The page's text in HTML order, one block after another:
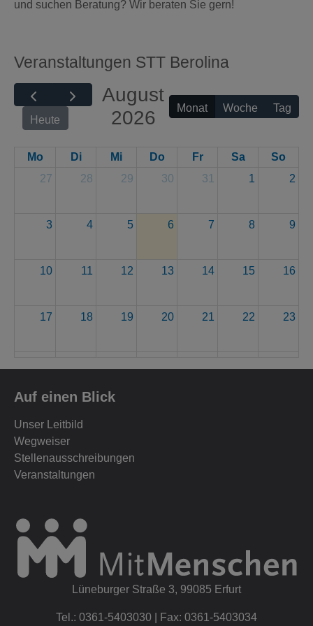
und suchen Beratung? Wir beraten Sie gern!
Veranstaltungen STT Berolina
Heute
August
2026
Monat Woche Tag
Mo Di Mi Do Fr Sa
So
27
28 29 30 31 1 2
3 4 5 6 7 8 9
10 11 12 13 14 15 16
17 18 19 20 21 22 23
Auf einen Blick
Unser Leitbild
Wegweiser
Stellenausschreibungen
Veranstaltungen
Lüneburger Straße 3, 99085 Erfurt
Tel.: 0361-5403030 | Fax: 0361-5403034